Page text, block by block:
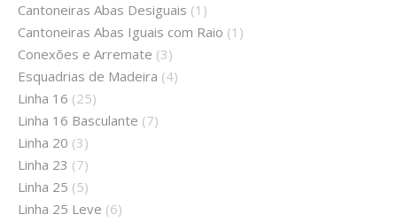
Cantoneiras Abas Desiguais (1)
Cantoneiras Abas Iguais com Raio (1)
Conexões e Arremate (3)
Esquadrias de Madeira (4)
Linha 16 (25)
Linha 16 Basculante (7)
Linha 20 (3)
Linha 23 (7)
Linha 25 (5)
Linha 25 Leve (6)